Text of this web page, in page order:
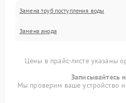
Замена труб поступления воды
Замена анода
Цены в прайс-листе указаны
Записывайтесь
Мы проверим ваше устройство